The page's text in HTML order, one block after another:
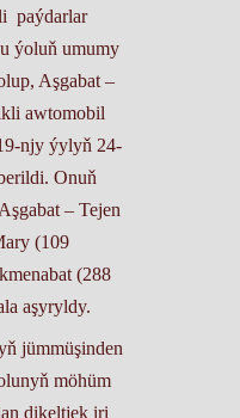
paýdarlar
ýoluň umumy
Aşgabat –
awtomobil
njy ýylyň 24-
Onuň
– Tejen
(109
(288
aşyryldy.
jümmüşinden
möhüm
dikeltjek iri